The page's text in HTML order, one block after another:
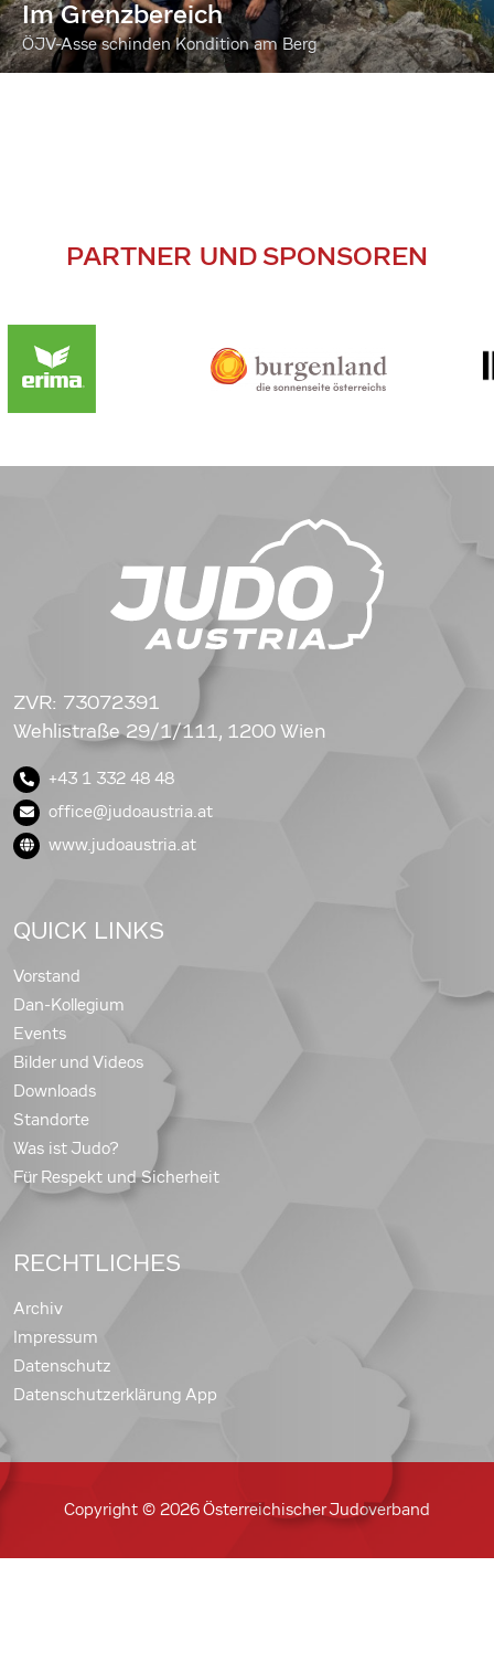
Im Grenzbereich
ÖJV-Asse schinden Kondition am Berg
PARTNER UND SPONSOREN
ZVR: 73072391
Wehlistraße 29/1/111, 1200 Wien
+43 1 332 48 48
office@judoaustria.at
www.judoaustria.at
QUICK LINKS
Vorstand
Dan-Kollegium
Events
Bilder und Videos
Downloads
Standorte
Was ist Judo?
Für Respekt und Sicherheit
RECHTLICHES
Archiv
Impressum
Datenschutz
Datenschutzerklärung App
Copyright © 2026 Österreichischer Judoverband